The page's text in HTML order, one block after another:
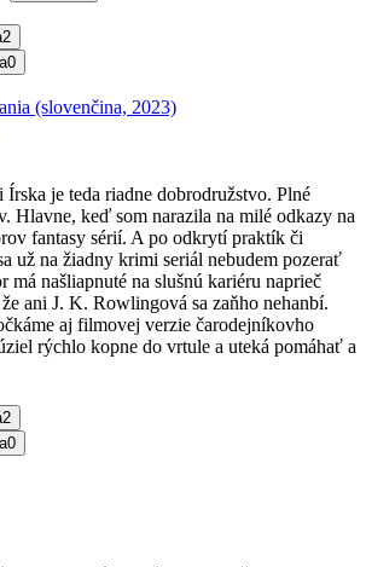
2
0
(slovenčina, 2023)
je teda riadne dobrodružstvo. Plné
Hlavne, keď som narazila na milé odkazy na
fantasy sérií. A po odkrytí praktík či
už na žiadny krimi seriál nebudem pozerať
má našliapnuté na slušnú kariéru naprieč
ani J. K. Rowlingová sa zaňho nehanbí.
aj filmovej verzie čarodejníkovho
rýchlo kopne do vrtule a uteká pomáhať a
2
0